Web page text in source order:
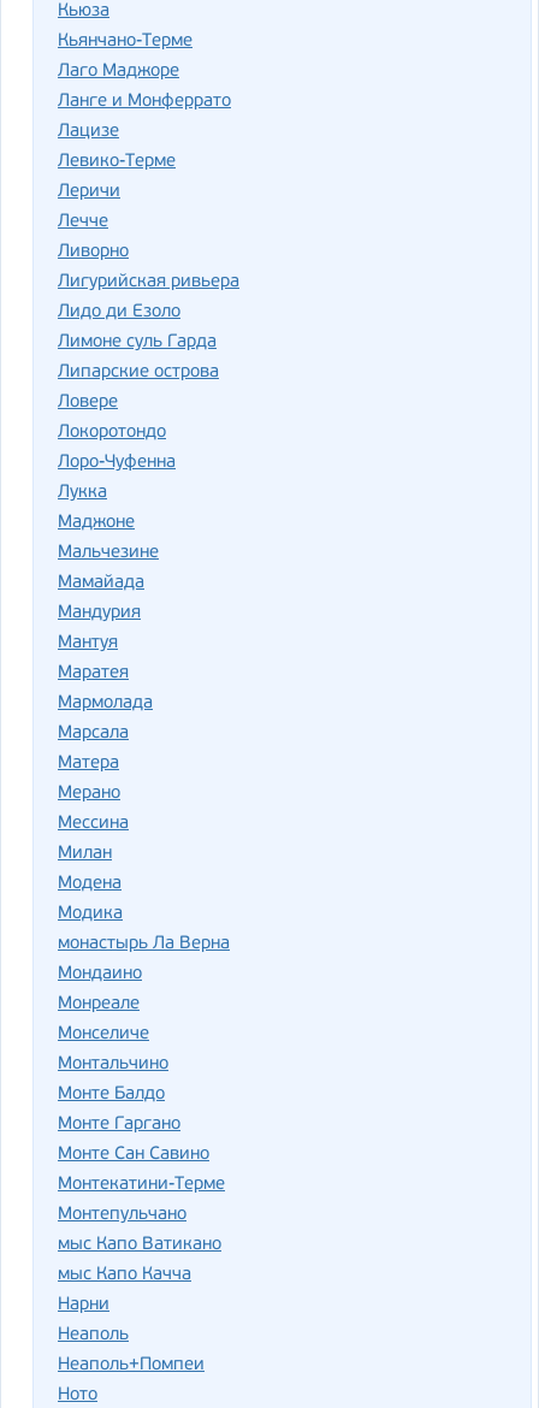
Кьюза
Кьянчано-Терме
Лаго Маджоре
Ланге и Монферрато
Лацизе
Левико-Терме
Леричи
Лечче
Ливорно
Лигурийская ривьера
Лидо ди Езоло
Лимоне суль Гарда
Липарские острова
Ловере
Локоротондо
Лоро-Чуфенна
Лукка
Маджоне
Мальчезине
Мамайада
Мандурия
Мантуя
Маратея
Мармолада
Марсала
Матера
Мерано
Мессина
Милан
Модена
Модика
монастырь Ла Верна
Мондаино
Монреале
Монселиче
Монтальчино
Монте Балдо
Монте Гаргано
Монте Сан Савино
Монтекатини-Терме
Монтепульчано
мыс Капо Ватикано
мыс Капо Качча
Нарни
Неаполь
Неаполь+Помпеи
Ното